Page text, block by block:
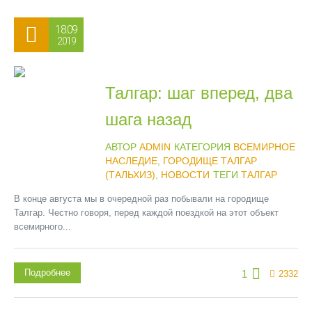
18.09
2019
Талгар: шаг вперед, два
шага назад
АВТОР ADMIN КАТЕГОРИЯ ВСЕМИРНОЕ
НАСЛЕДИЕ, ГОРОДИЩЕ ТАЛГАР
(ТАЛЬХИЗ)
НОВОСТИ ТЕГИ ТАЛГАР
В конце августа мы в очередной раз побывали на городище
Талгар. Честно говоря, перед каждой поездкой на этот объект
всемирного...
1 2332
Подробнее